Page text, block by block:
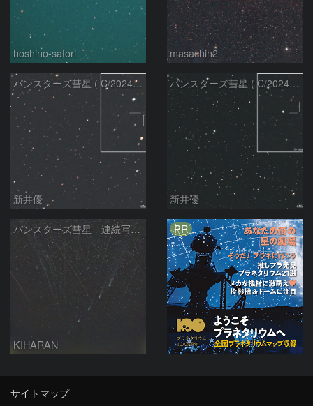
hoshino-satori masachin2
パンスターズ彗星 ( C/2024R4 )：2026/06/28
新井優
パンスターズ彗星 ( C/2024G4 )の予報位置：2026/06/23
新井優
パンスターズ彗星 連続写真 再処理
KIHARAN
PR
サイトマップ